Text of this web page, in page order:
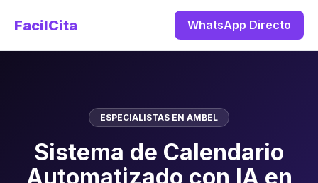
FacilCita WhatsApp Directo
ESPECIALISTAS EN AMBEL
Sistema de Calendario
Automatizado con IA en